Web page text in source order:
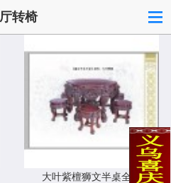
转椅
大叶紫檀狮文半桌全套